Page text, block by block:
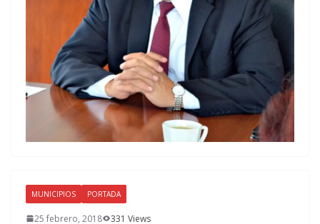
MUNICIPIOS PORTADA
25 febrero, 2018 331 Views